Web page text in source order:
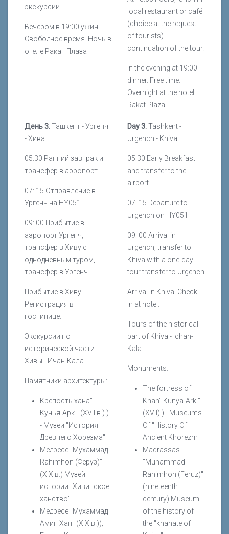
экскурсии.
Вечером в 19:00 ужин.
Свободное время. Ночь в
отеле Ракат Плаза
local restaurant or café
(choice at the request
of tourists)
continuation of the tour.
In the evening at 19:00
dinner. Free time.
Overnight at the hotel
Rakat Plaza
День 3.Ташкент - Ургенч
- Хива
05:30 Ранний завтрак и
трансфер в аэропорт
07: 15 Отправление в
Ургенч на HY051
09: 00 Прибытие в
аэропорт Ургенч,
трансфер в Хиву с
однодневным туром,
трансфер в Ургенч
Прибытие в Хиву.
Регистрация в
гостинице.
Экскурсии по
исторической части
Хивы - Ичан-Кала.
Памятники архитектуры:
Крепость хана"
Кунья-Арк " (XVII в.).)
- Музеи "История
Древнего Хорезма"
Медресе "Мухаммад
Rahimhon (Феруз)"
(XIX в.) Музей
истории "Хивинское
ханство"
Медресе "Мухаммад
Амин Хан" (XIX в.));
Day 3.Tashkent -
Urgench - Khiva
05:30 Early Breakfast
and transfer to the
airport
07: 15 Departure to
Urgench on HY051
09: 00 Arrival in
Urgench, transfer to
Khiva with a one-day
tour transfer to Urgench
Arrival in Khiva. Check-
in at hotel.
Tours of the historical
part of Khiva - Ichan-
Kala.
Monuments:
The fortress of
Khan" Kunya-Ark "
(XVII).) - Museums
Of "History Of
Ancient Khorezm"
Madrassas
"Muhammad
Rahimhon (Feruz)"
(nineteenth
century) Museum
of the history of
the "khanate of